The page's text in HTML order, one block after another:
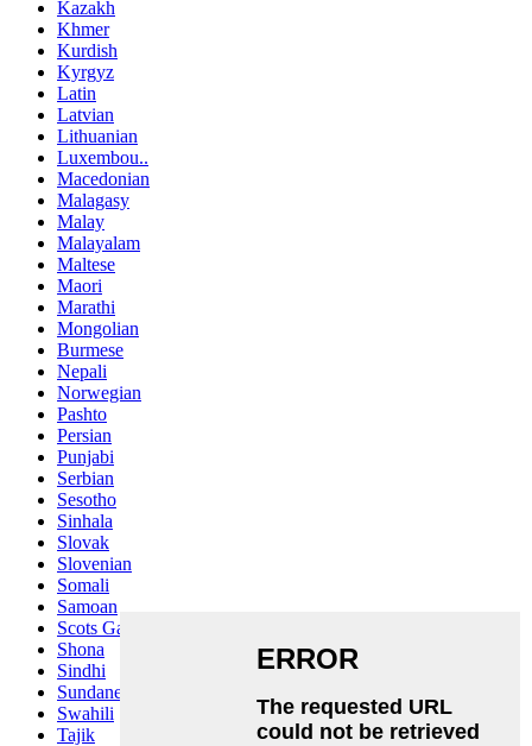
Kazakh
Khmer
Kurdish
Kyrgyz
Latin
Latvian
Lithuanian
Luxembou..
Macedonian
Malagasy
Malay
Malayalam
Maltese
Maori
Marathi
Mongolian
Burmese
Nepali
Norwegian
Pashto
Persian
Punjabi
Serbian
Sesotho
Sinhala
Slovak
Slovenian
Somali
Samoan
Scots Gaelic
Shona
Sindhi
Sundanese
Swahili
Tajik